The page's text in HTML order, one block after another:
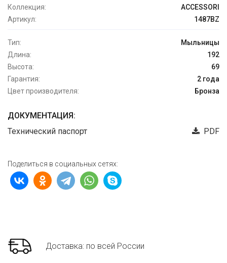
Коллекция:
ACCESSORI
Артикул:
1487BZ
Тип:
Мыльницы
Длина:
192
Высота:
69
Гарантия:
2 года
Цвет производителя:
Бронза
ДОКУМЕНТАЦИЯ:
Технический паспорт
PDF
Поделиться в социальных сетях:
Доставка: по всей России